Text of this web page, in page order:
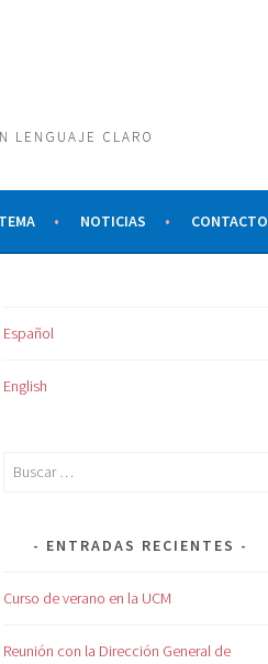
LENGUAJE CLARO
NOTICIAS CONTACTO
Español
English
Buscar:
ENTRADAS RECIENTES
Curso de verano en la UCM
Reunión con la Dirección General de